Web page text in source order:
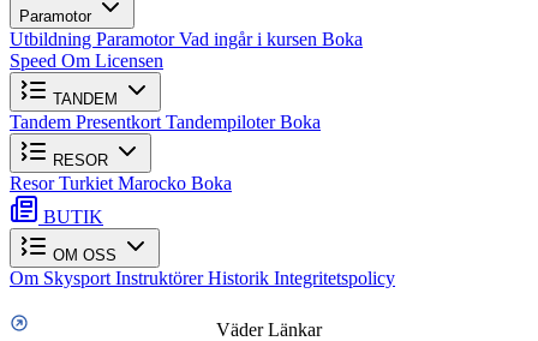
Paramotor
Utbildning ParamotorVad ingår i kursen Boka
Speed Om Licensen
TANDEM
Tandem Presentkort TandempiloterBoka
RESOR
ResorTurkiet Marocko Boka
BUTIK
OM OSS
Om Skysport InstruktörerHistorik Integritetspolicy
Väder Länkar